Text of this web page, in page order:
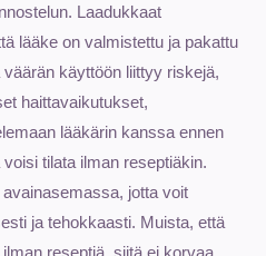
Laadukkaat
lääke on valmistettu ja pakattu
käyttöön liittyy riskejä,
haittavaikutukset,
lääkärin kanssa ennen
tilata ilman reseptiäkin.
jotta voit
ja tehokkaasti. Muista, että